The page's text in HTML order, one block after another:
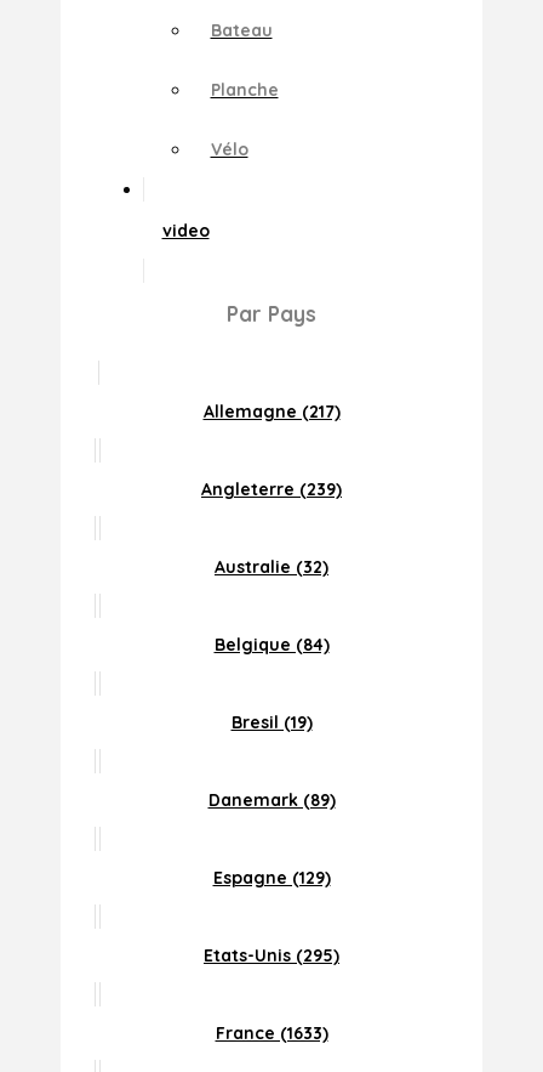
Bateau
Planche
Vélo
video
Par Pays
Allemagne (217)
Angleterre (239)
Australie (32)
Belgique (84)
Bresil (19)
Danemark (89)
Espagne (129)
Etats-Unis (295)
France (1633)